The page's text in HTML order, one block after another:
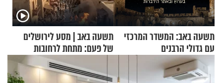
תשעה באב: המשדר המרכזי
עם גדולי הרבנים
תשעה באב | מסע לירושלים
של פעם: מתחת לרחובות